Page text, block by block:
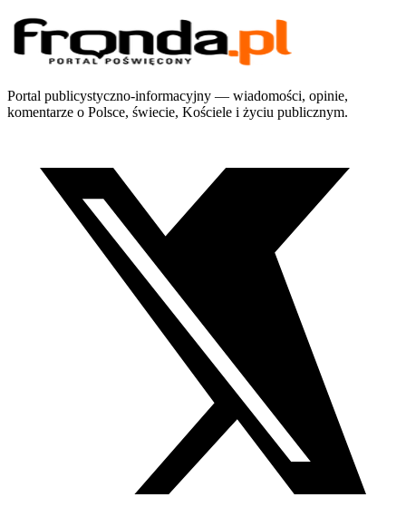
Portal publicystyczno-informacyjny — wiadomości, opinie,
komentarze o Polsce, świecie, Kościele i życiu publicznym.